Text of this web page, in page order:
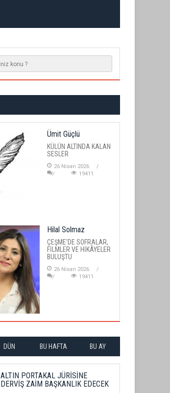
Ümit Güçlü
KÜLÜN ALTINDA KALAN
SESLER
26 Nisan 2026
19411
Hilal Solmaz
ÇEŞME'DE SOFRALAR,
FİLMLER VE HİKÂYELER
BULUŞTU
26 Nisan 2026
19411
DÜN BU HAFTA BU AY
ALTIN PORTAKAL JÜRİSİNE
DERVİŞ ZAİM BAŞKANLIK EDECEK